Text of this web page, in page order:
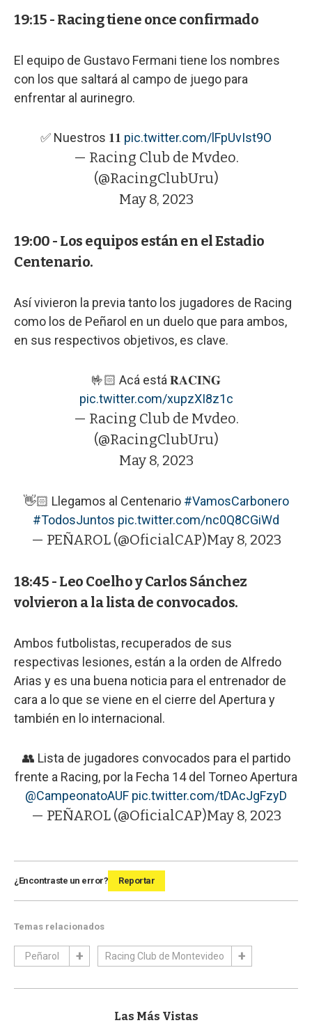
19:15 - Racing tiene once confirmado
El equipo de Gustavo Fermani tiene los nombres
con los que saltará al campo de juego para
enfrentar al aurinegro.
✅ Nuestros 𝟏𝟏 pic.twitter.com/lFpUvIst9O
— Racing Club de Mvdeo.
(@RacingClubUru)
May 8, 2023
19:00 - Los equipos están en el Estadio
Centenario.
Así vivieron la previa tanto los jugadores de Racing
como los de Peñarol en un duelo que para ambos,
en sus respectivos objetivos, es clave.
🤟🏻 Acá está 𝐑𝐀𝐂𝐈𝐍𝐆
pic.twitter.com/xupzXI8z1c
— Racing Club de Mvdeo.
(@RacingClubUru)
May 8, 2023
👋🏻 Llegamos al Centenario #VamosCarbonero
#TodosJuntos pic.twitter.com/nc0Q8CGiWd
— PEÑAROL (@OficialCAP)May 8, 2023
18:45 - Leo Coelho y Carlos Sánchez
volvieron a la lista de convocados.
Ambos futbolistas, recuperados de sus
respectivas lesiones, están a la orden de Alfredo
Arias y es una buena noticia para el entrenador de
cara a lo que se viene en el cierre del Apertura y
también en lo internacional.
👥 Lista de jugadores convocados para el partido
frente a Racing, por la Fecha 14 del Torneo Apertura
@CampeonatoAUF pic.twitter.com/tDAcJgFzyD
— PEÑAROL (@OficialCAP)May 8, 2023
¿Encontraste un error? Reportar
Temas relacionados
Peñarol Racing Club de Montevideo
Las Más Vistas